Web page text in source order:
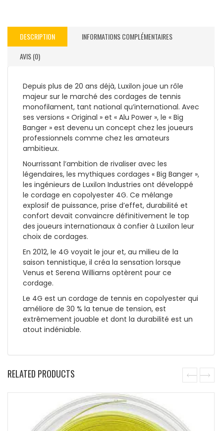
DESCRIPTION
INFORMATIONS COMPLÉMENTAIRES
AVIS (0)
Depuis plus de 20 ans déjà, Luxilon joue un rôle
majeur sur le marché des cordages de tennis
monofilament, tant national qu’international. Avec
ses versions « Original » et « Alu Power », le « Big
Banger » est devenu un concept chez les joueurs
professionnels comme chez les amateurs
ambitieux.
Nourrissant l’ambition de rivaliser avec les
légendaires, les mythiques cordages « Big Banger »,
les ingénieurs de Luxilon Industries ont développé
le cordage en copolyester 4G. Ce mélange
explosif de puissance, prise d’effet, durabilité et
confort devait convaincre définitivement le top
des joueurs internationaux à confier à Luxilon leur
choix de cordages.
En 2012, le 4G voyait le jour et, au milieu de la
saison tennistique, il créa la sensation lorsque
Venus et Serena Williams optèrent pour ce
cordage.
Le 4G est un cordage de tennis en copolyester qui
améliore de 30 % la tenue de tension, est
extrêmement jouable et dont la durabilité est un
atout indéniable.
RELATED PRODUCTS